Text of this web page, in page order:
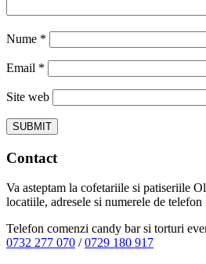
Nume *
Email *
Site web
Contact
Va asteptam la cofetariile si patiseriile
locatiile, adresele si numerele de telefon
Telefon comenzi candy bar si torturi
0732 277 070 /0729 180 917